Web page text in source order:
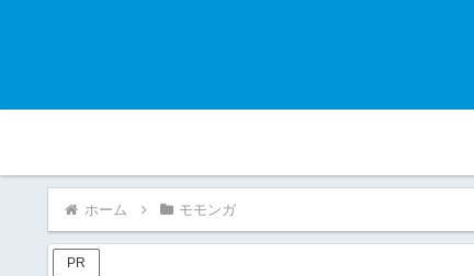
ホーム モモンガ
PR